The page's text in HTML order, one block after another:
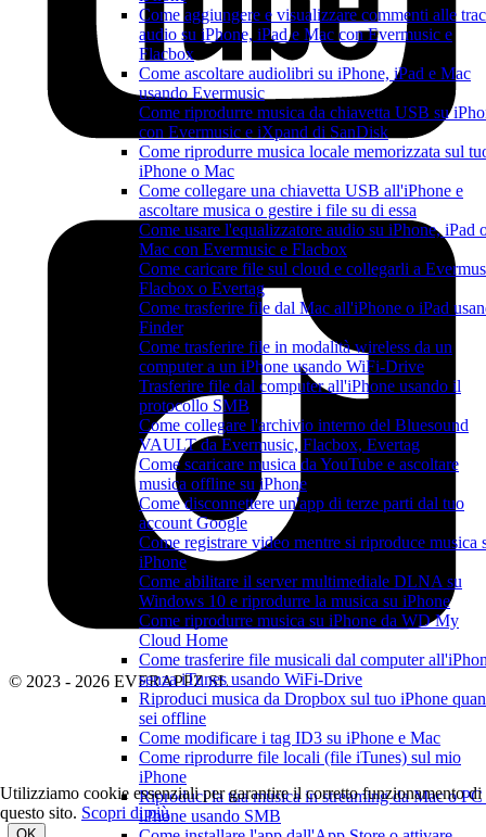
Come aggiungere e visualizzare commenti alle
audio su iPhone, iPad e Mac con Evermusic e
Flacbox
Come ascoltare audiolibri su iPhone, iPad e Mac
usando Evermusic
Come riprodurre musica da chiavetta USB su
con Evermusic e iXpand di SanDisk
Come riprodurre musica locale memorizzata sul
iPhone o Mac
Come collegare una chiavetta USB all'iPhone e
ascoltare musica o gestire i file su di essa
Come usare l'equalizzatore audio su iPhone, iPad
Mac con Evermusic e Flacbox
Come caricare file sul cloud e collegarli a
Flacbox o Evertag
Come trasferire file dal Mac all'iPhone o iPad
Finder
Come trasferire file in modalità wireless da un
computer a un iPhone usando WiFi-Drive
Trasferire file dal computer all'iPhone usando il
protocollo SMB
Come collegare l'archivio interno del Bluesound
VAULT da Evermusic, Flacbox, Evertag
Come scaricare musica da YouTube e ascoltare
musica offline su iPhone
Come disconnettere un'app di terze parti dal tuo
account Google
Come registrare video mentre si riproduce musica
iPhone
Come abilitare il server multimediale DLNA su
Windows 10 e riprodurre la musica su iPhone
Come riprodurre musica su iPhone da WD My
Cloud Home
Come trasferire file musicali dal computer
senza iTunes usando WiFi-Drive
Riproduci musica da Dropbox sul tuo iPhone
sei offline
Come modificare i tag ID3 su iPhone e Mac
Come riprodurre file locali (file iTunes) sul mio
iPhone
Riproduci la tua musica in streaming da Mac o PC
iPhone usando SMB
Utilizziamo cookie essenziali per garantire il corretto funzionamento di
questo sito. Scopri di più
© 2023 - 2026 EVERAPPZ SL